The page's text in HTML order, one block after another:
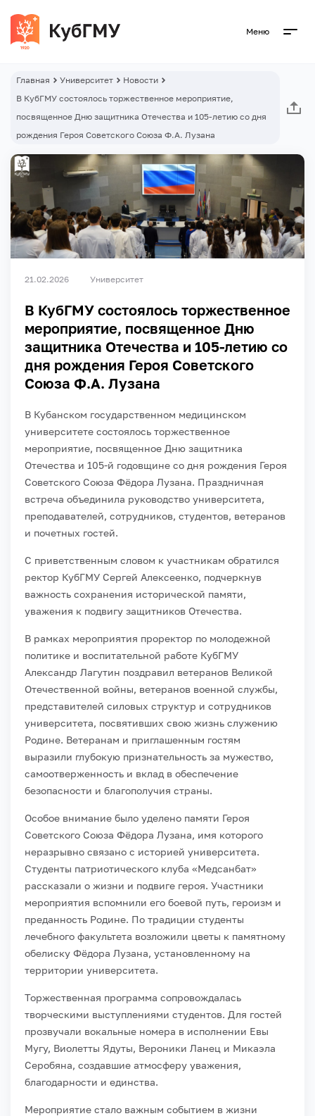
Меню
Главная Университет
Новости
В КубГМУ состоялось торжественное мероприятие,
посвященное Дню защитника Отечества и 105-летию со дня
рождения Героя Советского Союза Ф.А. Лузана
21.02.2026 Университет
В КубГМУ состоялось торжественное
мероприятие, посвященное Дню
защитника Отечества и 105-летию со
дня рождения Героя Советского
Союза Ф.А. Лузана
В Кубанском государственном медицинском
университете состоялось торжественное
мероприятие, посвященное Дню защитника
Отечества и 105-й годовщине со дня рождения Героя
Советского Союза Фёдора Лузана. Праздничная
встреча объединила руководство университета,
преподавателей, сотрудников, студентов, ветеранов
и почетных гостей.
С приветственным словом к участникам обратился
ректор КубГМУ Сергей Алексеенко, подчеркнув
важность сохранения исторической памяти,
уважения к подвигу защитников Отечества.
В рамках мероприятия проректор по молодежной
политике и воспитательной работе КубГМУ
Александр Лагутин поздравил ветеранов Великой
Отечественной войны, ветеранов военной службы,
представителей силовых структур и сотрудников
университета, посвятивших свою жизнь служению
Родине. Ветеранам и приглашенным гостям
выразили глубокую признательность за мужество,
самоотверженность и вклад в обеспечение
безопасности и благополучия страны.
Особое внимание было уделено памяти Героя
Советского Союза Фёдора Лузана, имя которого
неразрывно связано с историей университета.
Студенты патриотического клуба «Медсанбат»
рассказали о жизни и подвиге героя. Участники
мероприятия вспомнили его боевой путь, героизм и
преданность Родине. По традиции студенты
лечебного факультета возложили цветы к памятному
обелиску Фёдора Лузана, установленному на
территории университета.
Торжественная программа сопровождалась
творческими выступлениями студентов. Для гостей
прозвучали вокальные номера в исполнении Евы
Мугу, Виолетты Ядуты, Вероники Ланец и Микаэла
Серобяна, создавшие атмосферу уважения,
благодарности и единства.
Мероприятие стало важным событием в жизни